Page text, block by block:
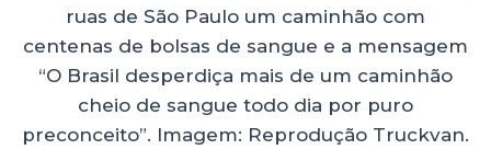
ruas de São Paulo um caminhão com
centenas de bolsas de sangue e a mensagem
“O Brasil desperdiça mais de um caminhão
cheio de sangue todo dia por puro
preconceito”. Imagem: Reprodução Truckvan.